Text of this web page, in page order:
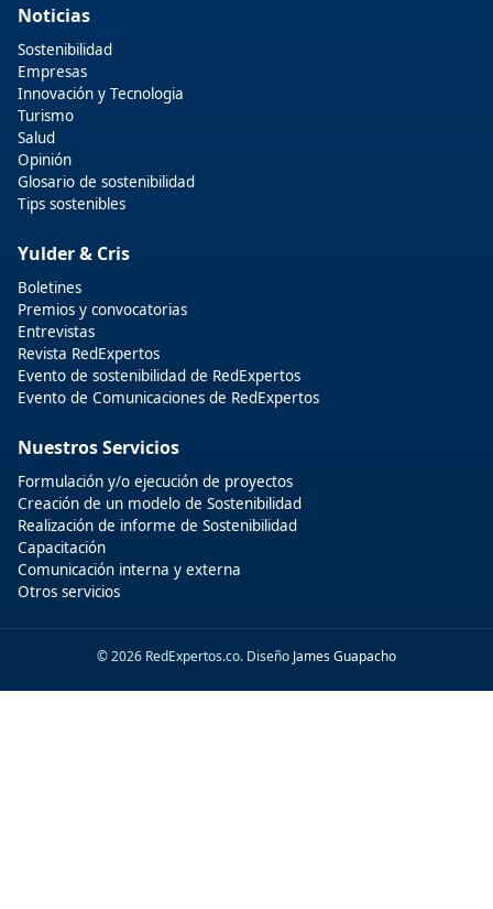
Noticias
Sostenibilidad
Empresas
Innovación y Tecnologia
Turismo
Salud
Opinión
Glosario de sostenibilidad
Tips sostenibles
Yulder & Cris
Boletines
Premios y convocatorias
Entrevistas
Revista RedExpertos
Evento de sostenibilidad de RedExpertos
Evento de Comunicaciones de RedExpertos
Nuestros Servicios
Formulación y/o ejecución de proyectos
Creación de un modelo de Sostenibilidad
Realización de informe de Sostenibilidad
Capacitación
Comunicación interna y externa
Otros servicios
© 2026 RedExpertos.co. Diseño James Guapacho